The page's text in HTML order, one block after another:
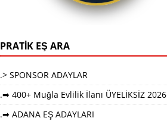
PRATİK EŞ ARA
.> SPONSOR ADAYLAR
.➡ 400+ Muğla Evlilik İlanı ÜYELİKSİZ 2026
.➡ ADANA EŞ ADAYLARI